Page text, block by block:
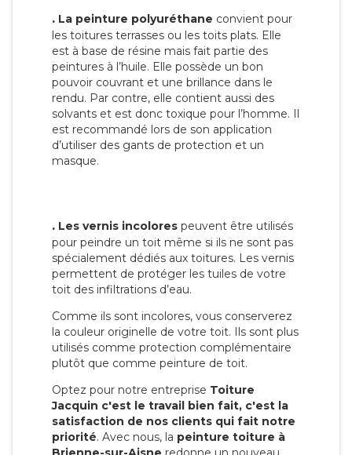
. La peinture polyuréthane convient pour
les toitures terrasses ou les toits plats. Elle
est à base de résine mais fait partie des
peintures à l’huile. Elle possède un bon
pouvoir couvrant et une brillance dans le
rendu. Par contre, elle contient aussi des
solvants et est donc toxique pour l’homme. Il
est recommandé lors de son application
d’utiliser des gants de protection et un
masque.
. Les vernis incolores peuvent être utilisés
pour peindre un toit même si ils ne sont pas
spécialement dédiés aux toitures. Les vernis
permettent de protéger les tuiles de votre
toit des infiltrations d’eau.
Comme ils sont incolores, vous conserverez
la couleur originelle de votre toit. Ils sont plus
utilisés comme protection complémentaire
plutôt que comme peinture de toit.
Optez pour notre entreprise Toiture
Jacquin c'est le travail bien fait, c'est la
satisfaction de nos clients qui fait notre
priorité. Avec nous, la peinture toiture à